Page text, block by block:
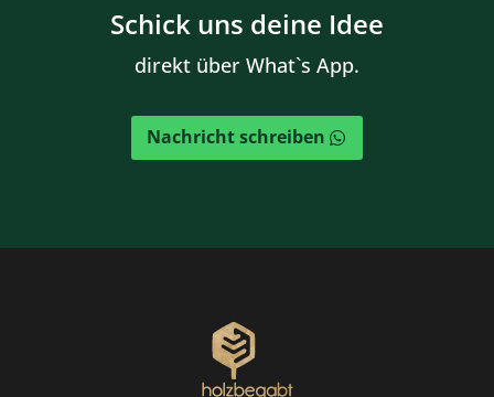
Schick uns deine Idee
direkt über What`s App.
Nachricht schreiben